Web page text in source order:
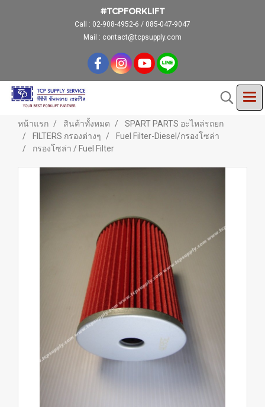
#TCPFORKLIFT
Call : 02-908-4952-6 / 085-047-9047
Mail : contact@tcpsupply.com
หน้าแรก สินค้าทั้งหมด
SPART PARTS อะไหล่รถยก
FILTERS กรองต่างๆ
Fuel Filter-Diesel/กรองโซล่า
กรองโซล่า / Fuel Filter